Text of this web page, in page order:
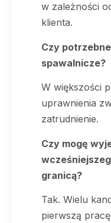
w zależności
klienta.
Czy
spawalnicze?
W większości
uprawnienia
zatrudnienie.
Czy mogę
granicą?
Tak. Wielu
pierwszą